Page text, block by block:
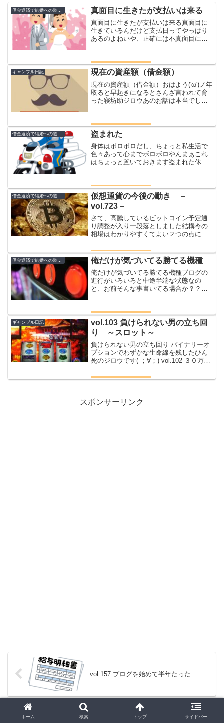
真面目に生きたが支払いは来る
真面目に生きたが支払いは来る真面目に
生きているんだけど支払日ってやっぱり
あるのよねいや、正確には不真面目に生
ド ２５万ジロウｄ払い ４万ジロ子楽
天カード ４０万高過ぎん？...
ギャンブル日記 現在の資産額（借金額）
現在の資産額（借金額）おはよう('ω')ノ年
取ると早起きになるとさんざ言われて育
った寝坊助ジロウあのお話は本当でした
金なのが悲しい現実とりあえず一月はた
くさん働いてパチ...
借金返済で結婚への道のり 盗まれた
身体はボロボロだし、ちょっと私生活で
色々あって心までボロボロやんまぁこれ
はちょっと置いておきます盗まれた休み
を準備するサザエ買って、海鮮串買っ
て、国産牛買って、イベリコ...
仮想通貨の今後の動き －
vol.723－
さて、高騰しているビットコイン予定通
り調整が入り一段落としました結構今の
相場はわかりやすくてよい２つの点につ
す仮想通貨の今後まず直近の流れです２
つの予想ができますひとつが今が底で上
げ下げを繰り返しながら過...
借金返済で結婚への道のり 俺だけが気づいてる勝てる機種
俺だけが気づいてる勝てる機種ブログの
進行がいろいろと中途半端な状態なの
と、お前そんな事書いてる場合か？？と
だけの情報があるんだそれをみんなにシ
ェアしようこれだけやってれ...
ギャンブル日記
vol.103 負けられない男の立ち回
り ～スロット～
負けられない男の立ち回り バイナリーオ
プションでわずかな生命線を残したひん
死のジロウです( ；∀；) vol.102 ３０万勝
夜からどうすればお金を増やせるか悩ん
スポンサーリンク
vol.157 ブログを始めて半年たった
vol.159 ２回目のア〇ム♪～競馬伝説編そ
ホーム 検索 トップ サイドバー